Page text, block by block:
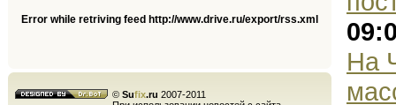
Error while retriving feed http://www.drive.ru/export/rss.xml
© Sufix.ru 2007-2011
На